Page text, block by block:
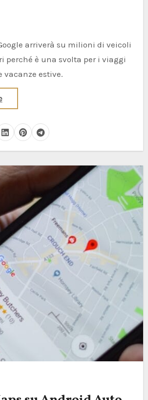
interessarsene
perché è una svolta per i viaggi
vacanze estive.